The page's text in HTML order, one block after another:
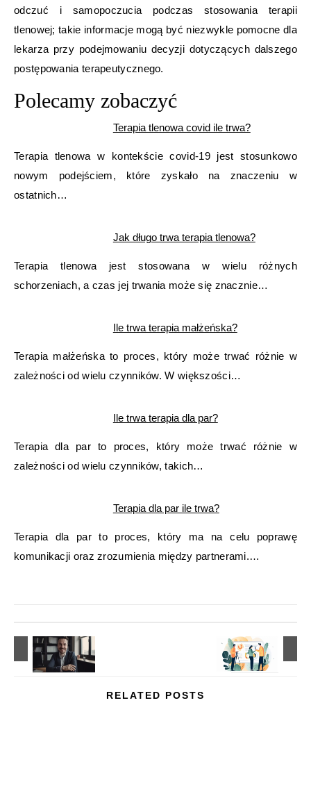
odczuć i samopoczucia podczas stosowania terapii
tlenowej; takie informacje mogą być niezwykle pomocne dla
lekarza przy podejmowaniu decyzji dotyczących dalszego
postępowania terapeutycznego.
Polecamy zobaczyć
Terapia tlenowa covid ile trwa?
Terapia tlenowa w kontekście covid-19 jest stosunkowo
nowym podejściem, które zyskało na znaczeniu w
ostatnich…
Jak długo trwa terapia tlenowa?
Terapia tlenowa jest stosowana w wielu różnych
schorzeniach, a czas jej trwania może się znacznie…
Ile trwa terapia małżeńska?
Terapia małżeńska to proces, który może trwać różnie w
zależności od wielu czynników. W większości…
Ile trwa terapia dla par?
Terapia dla par to proces, który może trwać różnie w
zależności od wielu czynników, takich…
Terapia dla par ile trwa?
Terapia dla par to proces, który ma na celu poprawę
komunikacji oraz zrozumienia między partnerami.…
RELATED POSTS